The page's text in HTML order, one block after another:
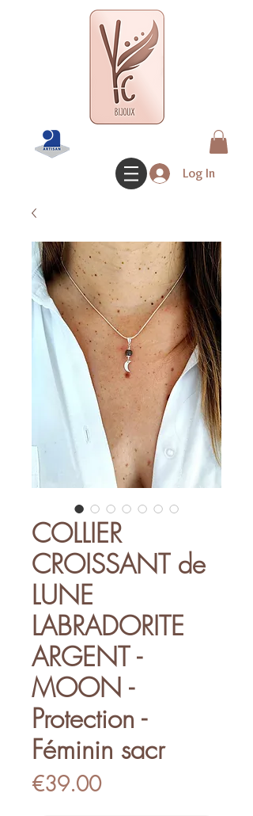
Log In
COLLIER
CROISSANT de
LUNE
LABRADORITE
ARGENT -
MOON -
Protection -
Féminin sacr
€39.00Price